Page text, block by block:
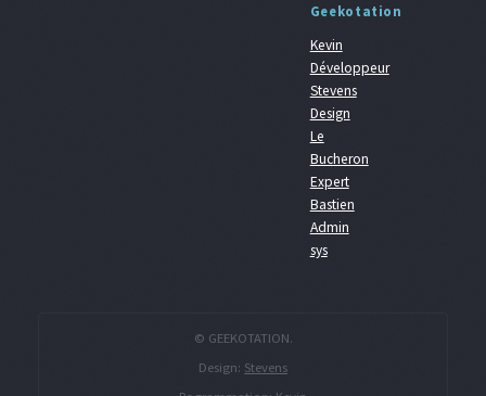
Geekotation
Kevin
Développeur
Stevens
Design
Le
Bucheron
Expert
Bastien
Admin
sys
© GEEKOTATION.
Design: Stevens